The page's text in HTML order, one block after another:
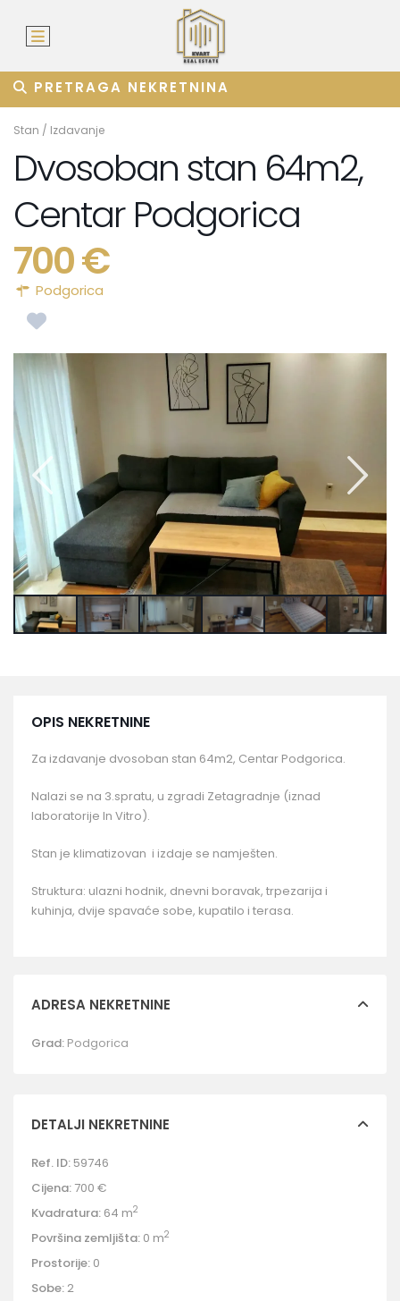
PRETRAGA NEKRETNINA
Stan / Izdavanje
Dvosoban stan 64m2,
Centar Podgorica
700 €
Podgorica
OPIS NEKRETNINE
Za izdavanje dvosoban stan 64m2, Centar Podgorica.
Nalazi se na 3.spratu, u zgradi Zetagradnje (iznad
laboratorije In Vitro).
Stan je klimatizovan i izdaje se namješten.
Struktura: ulazni hodnik, dnevni boravak, trpezarija i
kuhinja, dvije spavaće sobe, kupatilo i terasa.
ADRESA NEKRETNINE
Grad: Podgorica
DETALJI NEKRETNINE
Ref. ID: 59746
Cijena: 700 €
Kvadratura: 64 m2
Površina zemljišta: 0 m2
Prostorije: 0
Sobe: 2